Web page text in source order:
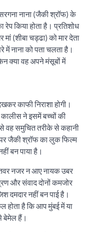
नाना (जैकी श्रॉफ) के
रेप किया होता है। प्रतिशोध
(शीबा चड्ढा) को मार देता
नाना को पता चलता है।
क्‍या वह अपने मंसूबों में
काफी निराशा होगी।
ने इसमें बच्‍चों की
वह समुचित तरीके से कहानी
जैकी श्रॉफ का लुक फिल्‍म
बन पाया है।
नजर न आए नायक उबर
और संवाद दोनों कमजोर
दमदार नहीं बन पाई है।
होता है कि आप मुंबई में या
बेमेल हैं।